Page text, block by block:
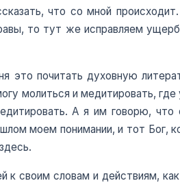
что со мной
то тут же исправляем
это почитать духовную
молиться и медитировать,
А я им говорю,
моем понимании, и тот Бог,
своим словам и действиям,